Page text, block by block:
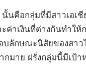
คือกลุ่มที่มีสาวเอเ
าเงินที่ต่างกันทำให้
ลักษณะนิสัยของสา
กมาย ฝรั่งกลุ่มนี้มีเ